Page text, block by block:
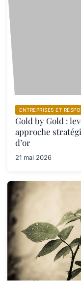
ENTREPRISES ET
Gold by Gold :
approche
d’or
21 mai 2026